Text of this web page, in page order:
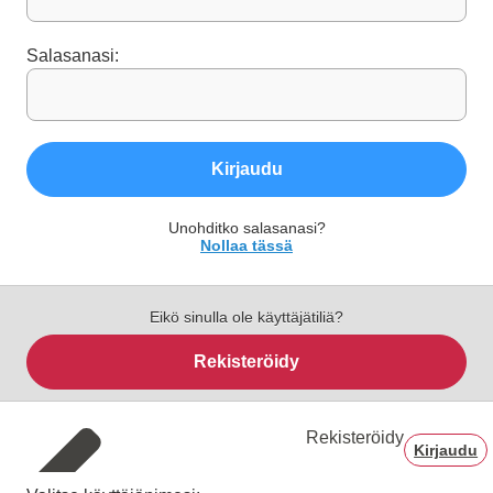
Salasanasi:
Kirjaudu
Unohditko salasanasi?
Nollaa tässä
Eikö sinulla ole käyttäjätiliä?
Rekisteröidy
Rekisteröidy
Kirjaudu